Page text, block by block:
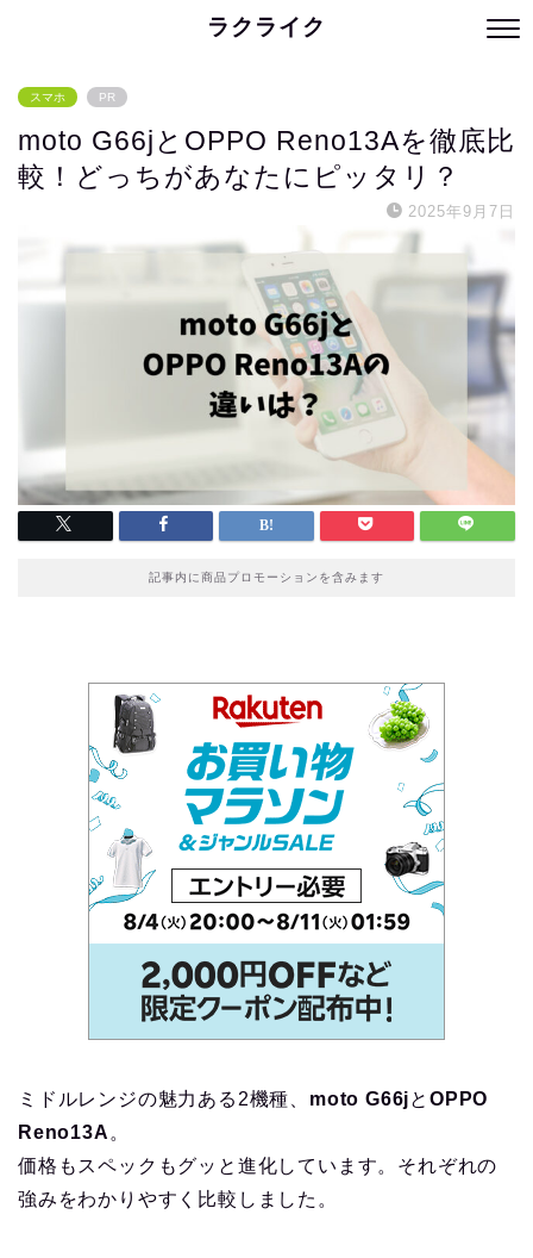
ラクライク
スマホ PR
moto G66jとOPPO Reno13Aを徹底比
較！どっちがあなたにピッタリ？
2025年9月7日
記事内に商品プロモーションを含みます
ミドルレンジの魅力ある2機種、 moto G66jとOPPO
Reno13A 。
価格もスペックもグッと進化しています。それぞれの
強みをわかりやすく比較しました。